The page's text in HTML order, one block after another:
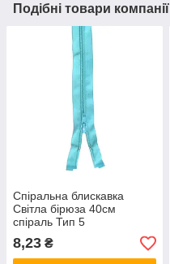
Подібні товари компанії
Спіральна блискавка
Світла бірюза 40см
спіраль Тип 5
8,23 ₴